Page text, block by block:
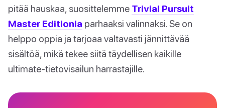
pitää hauskaa, suosittelemme Trivial Pursuit
Master Editionia parhaaksi valinnaksi. Se on
helppo oppia ja tarjoaa valtavasti jännittävää
sisältöä, mikä tekee siitä täydellisen kaikille
ultimate-tietovisailun harrastajille.